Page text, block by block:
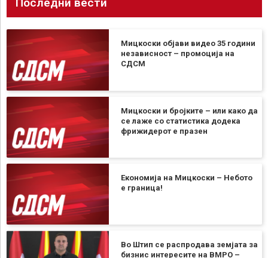
Мицкоски објави видео 35 години
независност – промоција на
СДСМ
Мицкоски и бројките – или како да
се лаже со статистика додека
фрижидерот е празен
Економија на Мицкоски – Небото
е граница!
Во Штип се распродава земјата за
бизнис интересите на ВМРО –